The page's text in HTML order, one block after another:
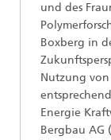
und des
Boxberg in
Nutzung
Energie
Bergbau AG